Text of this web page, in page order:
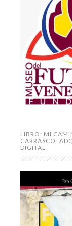
LIBRO: MI
CARRASCO.
DIGITAL